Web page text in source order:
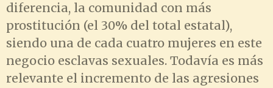
diferencia, la comunidad con más
prostitución (el 30% del total estatal),
siendo una de cada cuatro mujeres en este
negocio esclavas sexuales. Todavía es más
relevante el incremento de las agresiones